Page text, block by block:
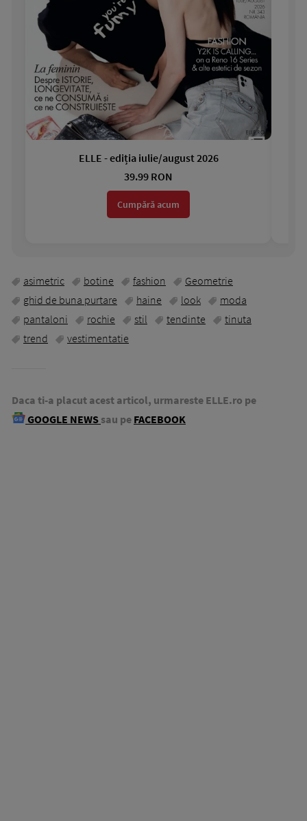
ELLE - ediția iulie/august 2026
39.99 RON
Cumpără acum
asimetric botine fashion
Geometrie
ghid de buna purtare
haine look
moda
pantaloni
rochie stil tendinte
tinuta
trend
vestimentatie
Daca ti-a placut acest articol, urmareste ELLE.ro pe
GOOGLE NEWS sau pe FACEBOOK